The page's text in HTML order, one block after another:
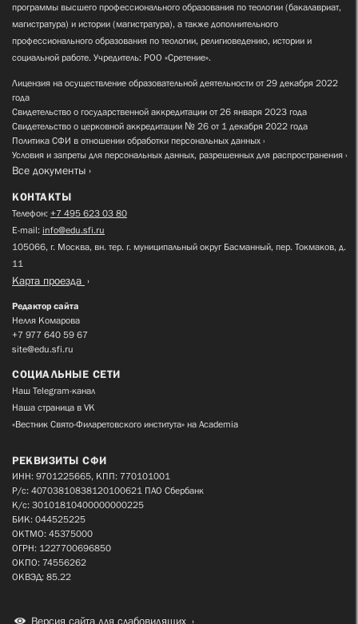
программы высшего профессионального образования по теологии (бакалавриат,
магистратура) и истории (магистратура), а также дополнительного
профессионального образования по теологии, религиоведению, истории и
социальной работе. Учредитель: РОО «Сретение».
Лицензия на осуществление образовательной деятельности от 29 декабря 2022
года
Свидетельство о государственной аккредитации от 26 января 2023 года
Свидетельство о церковной аккредитации № 26 от 1 декабря 2022 года
Политика СФИ в отношении обработки персональных данных
Условия и запреты для персональных данных, разрешенных для распространения
Все документы
КОНТАКТЫ
Телефон: +7 495 623 03 80
E-mail: info@edu.sfi.ru
105066, г. Москва, вн. тер. г. муниципальный округ Басманный, пер. Токмаков, д.
11
Карта проезда
Редактор сайта
Нелля Комарова
+7 977 640 59 67
site@edu.sfi.ru
СОЦИАЛЬНЫЕ СЕТИ
Наш Telegram-канал
Наша страница в VK
«Вестник Свято-Филаретовского института» на Academia
РЕКВИЗИТЫ СФИ
ИНН: 9701225665, КПП: 770101001
Р/с: 40703810838120100621 ПАО Сбербанк
К/с: 30101810400000000225
БИК: 044525225
ОКТМО: 45375000
ОГРН: 1227700696850
ОКПО: 74556262
ОКВЭД: 85.22
Версия сайта для слабовидящих